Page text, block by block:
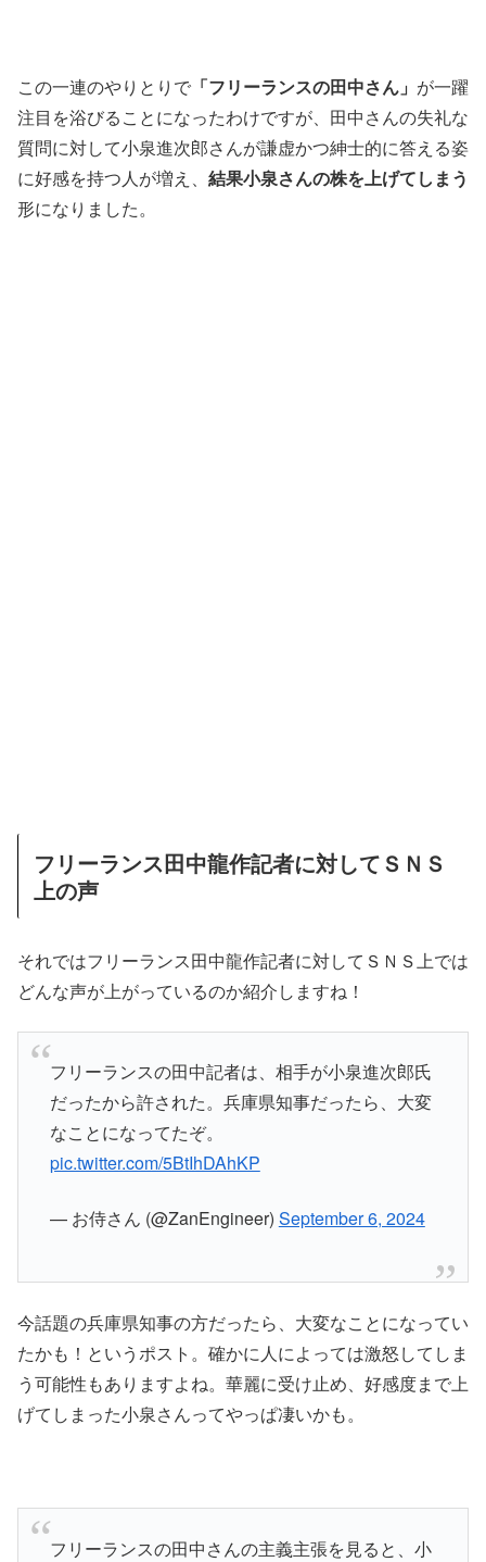
この一連のやりとりで 「フリーランスの田中さん」 が一躍
注目を浴びることになったわけですが、田中さんの失礼な
質問に対して小泉進次郎さんが謙虚かつ紳士的に答える姿
に好感を持つ人が増え、 結果小泉さんの株を上げてしまう
形になりました。
フリーランス田中龍作記者に対してＳＮＳ
上の声
それではフリーランス田中龍作記者に対してＳＮＳ上では
どんな声が上がっているのか紹介しますね！
フリーランスの田中記者は、相手が小泉進次郎氏
だったから許された。兵庫県知事だったら、大変
なことになってたぞ。
pic.twitter.com/5BtIhDAhKP
— お侍さん (@ZanEngineer) September 6, 2024
今話題の兵庫県知事の方だったら、大変なことになってい
たかも！というポスト。確かに人によっては激怒してしま
う可能性もありますよね。華麗に受け止め、好感度まで上
げてしまった小泉さんってやっぱ凄いかも。
フリーランスの田中さんの主義主張を見ると、小